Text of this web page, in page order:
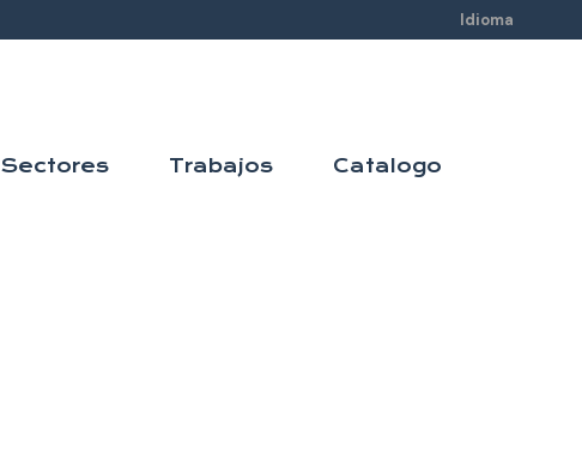
Idioma
Sectores Trabajos Catalogo